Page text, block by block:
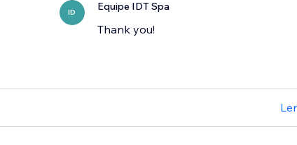
ID Equipe IDT Spa
Thank you!